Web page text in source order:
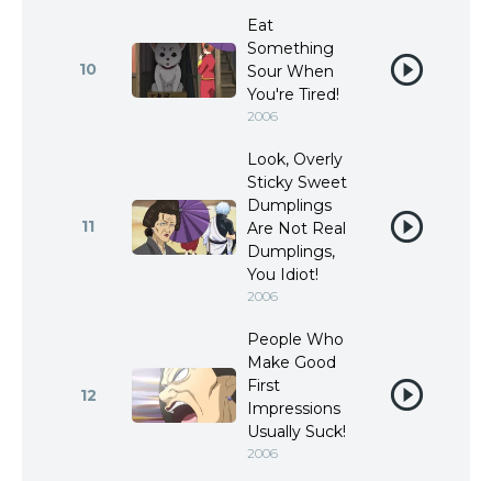
10
Eat
Something
Sour When
You're Tired!
2006
11
Look, Overly
Sticky Sweet
Dumplings
Are Not Real
Dumplings,
You Idiot!
2006
12
People Who
Make Good
First
Impressions
Usually Suck!
2006